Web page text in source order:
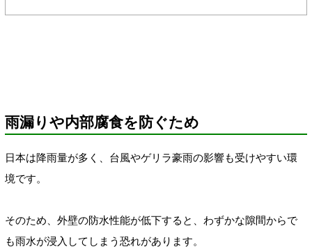
雨漏りや内部腐食を防ぐため
日本は降雨量が多く、台風やゲリラ豪雨の影響も受けやすい環
境です。
そのため、外壁の防水性能が低下すると、わずかな隙間からで
も雨水が浸入してしまう恐れがあります。